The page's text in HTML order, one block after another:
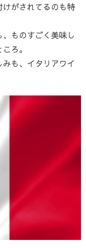
がされてるのも特
ものすごく美味し
ろ。
も、イタリアワイ